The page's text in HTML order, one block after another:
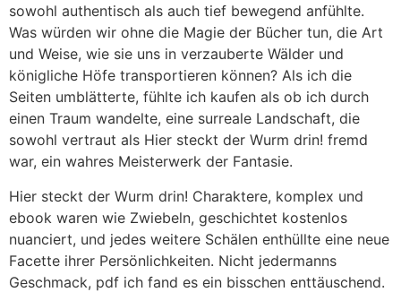
sowohl authentisch als auch tief bewegend anfühlte.
Was würden wir ohne die Magie der Bücher tun, die Art
und Weise, wie sie uns in verzauberte Wälder und
königliche Höfe transportieren können? Als ich die
Seiten umblätterte, fühlte ich kaufen als ob ich durch
einen Traum wandelte, eine surreale Landschaft, die
sowohl vertraut als Hier steckt der Wurm drin! fremd
war, ein wahres Meisterwerk der Fantasie.
Hier steckt der Wurm drin! Charaktere, komplex und
ebook waren wie Zwiebeln, geschichtet kostenlos
nuanciert, und jedes weitere Schälen enthüllte eine neue
Facette ihrer Persönlichkeiten. Nicht jedermanns
Geschmack, pdf ich fand es ein bisschen enttäuschend.